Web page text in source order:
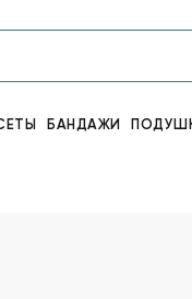
БАНДАЖИ